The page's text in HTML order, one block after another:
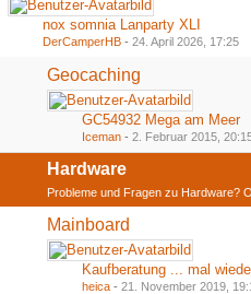
nox somnia Lanparty XLI
DerCamperHB - 24. April 2026, 17:25
Geocaching
GC54932 Mega am Meer
Iceman - 2. Februar 2015,
Hardware
Probleme und Fragen zu Hardware?
Mainboard
Kaufberatung ... mal
heica - 21. November 2019,